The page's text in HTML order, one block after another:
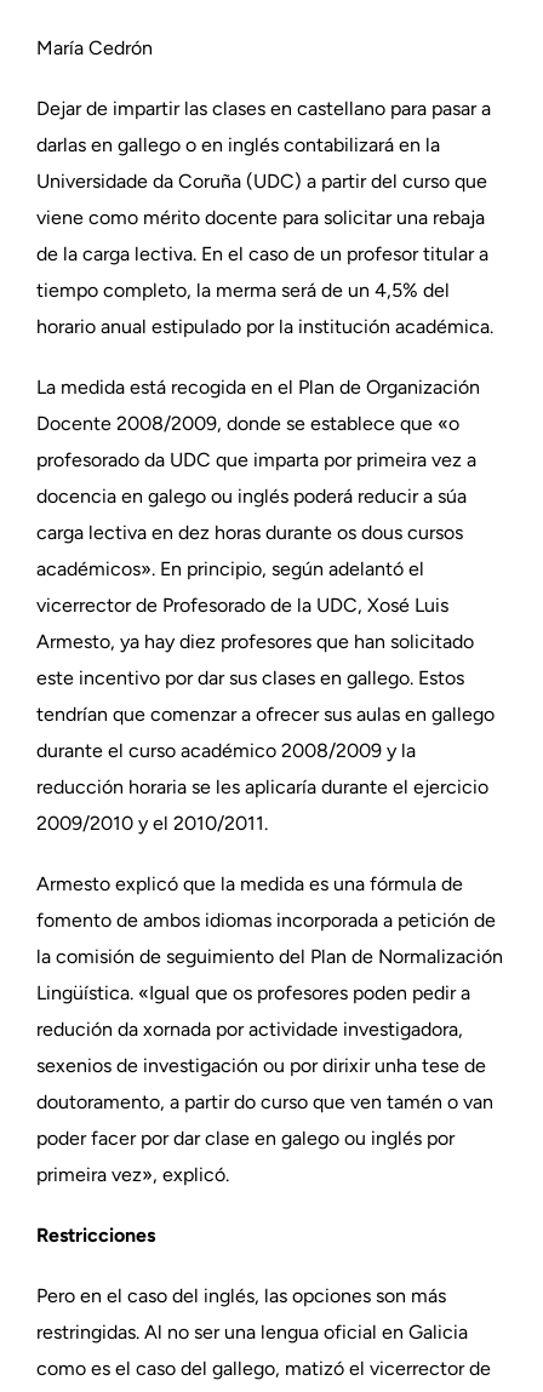
María Cedrón
Dejar de impartir las clases en castellano para pasar a
darlas en gallego o en inglés contabilizará en la
Universidade da Coruña (UDC) a partir del curso que
viene como mérito docente para solicitar una rebaja
de la carga lectiva. En el caso de un profesor titular a
tiempo completo, la merma será de un 4,5% del
horario anual estipulado por la institución académica.
La medida está recogida en el Plan de Organización
Docente 2008/2009, donde se establece que «o
profesorado da UDC que imparta por primeira vez a
docencia en galego ou inglés poderá reducir a súa
carga lectiva en dez horas durante os dous cursos
académicos». En principio, según adelantó el
vicerrector de Profesorado de la UDC, Xosé Luis
Armesto, ya hay diez profesores que han solicitado
este incentivo por dar sus clases en gallego. Estos
tendrían que comenzar a ofrecer sus aulas en gallego
durante el curso académico 2008/2009 y la
reducción horaria se les aplicaría durante el ejercicio
2009/2010 y el 2010/2011.
Armesto explicó que la medida es una fórmula de
fomento de ambos idiomas incorporada a petición de
la comisión de seguimiento del Plan de Normalización
Lingüística. «Igual que os profesores poden pedir a
redución da xornada por actividade investigadora,
sexenios de investigación ou por dirixir unha tese de
doutoramento, a partir do curso que ven tamén o van
poder facer por dar clase en galego ou inglés por
primeira vez», explicó.
Restricciones
Pero en el caso del inglés, las opciones son más
restringidas. Al no ser una lengua oficial en Galicia
como es el caso del gallego, matizó el vicerrector de